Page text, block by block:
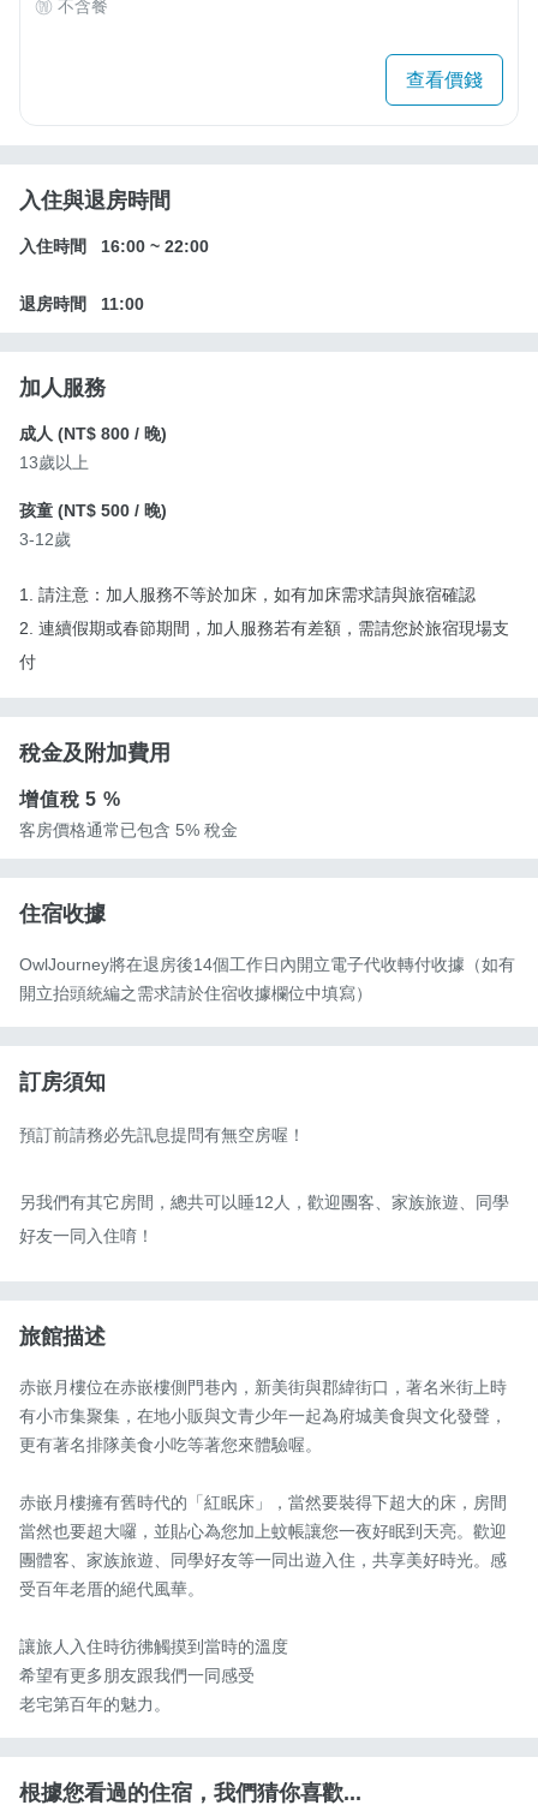
不含餐
查看價錢
入住與退房時間
入住時間 16:00 ~ 22:00
退房時間 11:00
加人服務
成人 (NT$ 800 / 晚)
13歲以上
孩童 (NT$ 500 / 晚)
3-12歲
1. 請注意：加人服務不等於加床，如有加床需求請與旅宿確認
2. 連續假期或春節期間，加人服務若有差額，需請您於旅宿現場支
付
稅金及附加費用
增值稅5 %
客房價格通常已包含 5% 稅金
住宿收據
OwlJourney將在退房後14個工作日內開立電子代收轉付收據（如有
開立抬頭統編之需求請於住宿收據欄位中填寫）
訂房須知
預訂前請務必先訊息提問有無空房喔！
另我們有其它房間，總共可以睡12人，歡迎團客、家族旅遊、同學
好友一同入住唷！
旅館描述
赤嵌月樓位在赤嵌樓側門巷內，新美街與郡緯街口，著名米街上時
有小市集聚集，在地小販與文青少年一起為府城美食與文化發聲，
更有著名排隊美食小吃等著您來體驗喔。
赤嵌月樓擁有舊時代的「紅眠床」，當然要裝得下超大的床，房間
當然也要超大囉，並貼心為您加上蚊帳讓您一夜好眠到天亮。歡迎
團體客、家族旅遊、同學好友等一同出遊入住，共享美好時光。感
受百年老厝的絕代風華。
讓旅人入住時彷彿觸摸到當時的溫度
希望有更多朋友跟我們一同感受
老宅第百年的魅力。
根據您看過的住宿，我們猜你喜歡...